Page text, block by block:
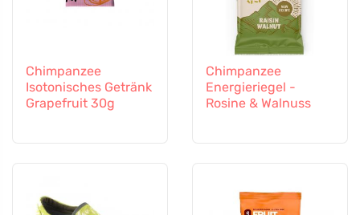
Chimpanzee
Isotonisches Getränk
Grapefruit 30g
Chimpanzee
Energieriegel -
Rosine & Walnuss